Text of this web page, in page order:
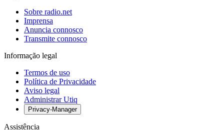
Sobre radio.net
Imprensa
Anuncia connosco
Transmite connosco
Informação legal
Termos de uso
Política de Privacidade
Aviso legal
Administrar Utiq
Privacy-Manager
Assistência